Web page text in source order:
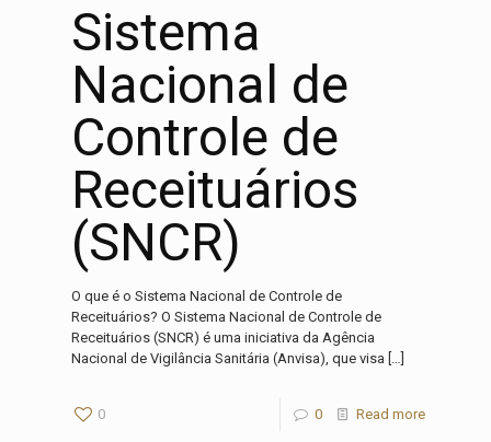
Sistema
Nacional de
Controle de
Receituários
(SNCR)
O que é o Sistema Nacional de Controle de
Receituários? O Sistema Nacional de Controle de
Receituários (SNCR) é uma iniciativa da Agência
Nacional de Vigilância Sanitária (Anvisa), que visa […]
0 0 Read more